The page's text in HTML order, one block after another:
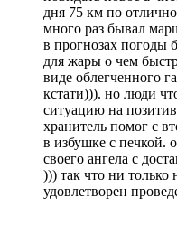
дня 75 км по
много раз бывал
в прогнозах погоды
для жары о чем
виде облегченного
кстати))). но люди
ситуацию на
хранитель помог с
в избушке с печкой.
своего ангела с
))) так что ни
удовлетворен